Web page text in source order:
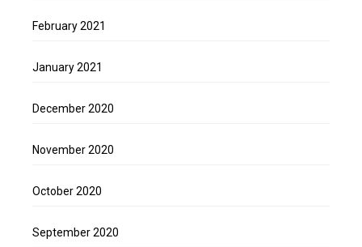
February 2021
January 2021
December 2020
November 2020
October 2020
September 2020